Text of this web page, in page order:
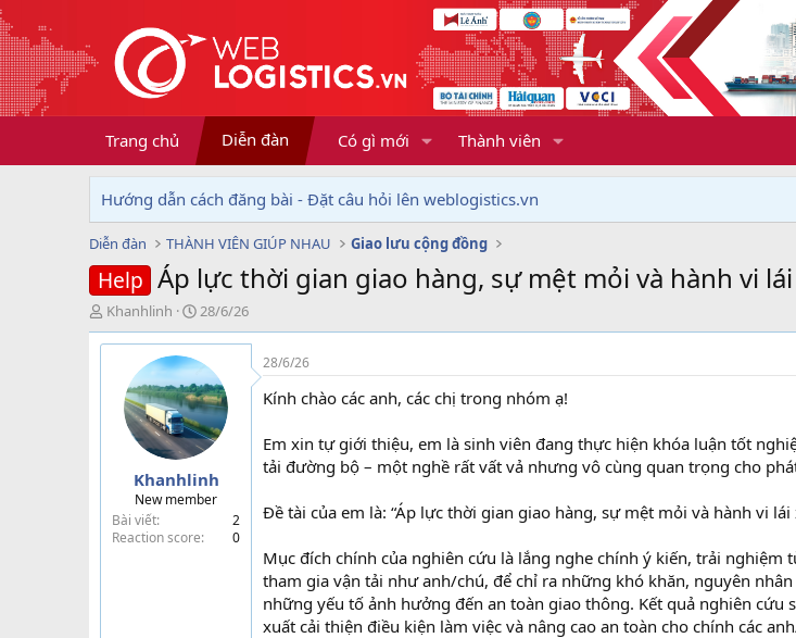
Trang chủ Diễn đàn Có gì mới Thành viên
Hướng dẫn cách đăng bài - Đặt câu hỏi lên weblogistics.vn
Diễn đàn THÀNH VIÊN GIÚP NHAU Giao lưu cộng đồng
Help Áp lực thời gian giao hàng, sự mệt mỏi và hành vi
T
h
r
Khanhlinh
N
g
à
y
g
ử
i
28/6/26
Khanhlinh
New member
Bài viết
2
Reaction score
0
28/6/26
Kính chào các anh, các chị trong nhóm ạ!
Em xin tự giới thiệu, em là sinh viên đang thực hiện khóa luận tốt
tải đường bộ – một nghề rất vất vả nhưng vô cùng quan trọng cho
Đề tài của em là: “Áp lực thời gian giao hàng, sự mệt mỏi và hành vi lái
Mục đích chính của nghiên cứu là lắng nghe chính ý kiến, trải
tham gia vận tải như anh/chú, để chỉ ra những khó khăn, nguyên
những yếu tố ảnh hưởng đến an toàn giao thông. Kết quả nghiên cứu
xuất cải thiện điều kiện làm việc và nâng cao an toàn cho chính các